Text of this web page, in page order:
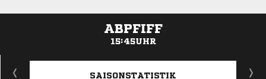
ABPFIFF
15:45UHR
ANZEIGE
SAISONSTATISTIK